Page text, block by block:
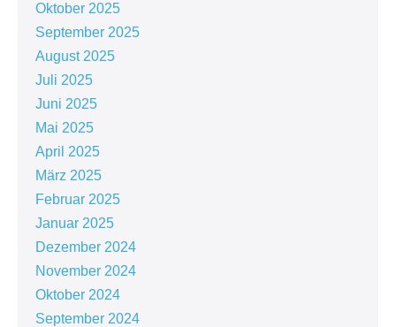
Oktober 2025
September 2025
August 2025
Juli 2025
Juni 2025
Mai 2025
April 2025
März 2025
Februar 2025
Januar 2025
Dezember 2024
November 2024
Oktober 2024
September 2024